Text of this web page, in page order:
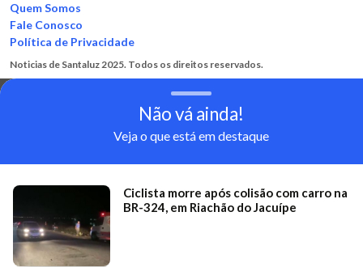
Quem Somos
Fale Conosco
Política de Privacidade
Noticias de Santaluz 2025. Todos os direitos reservados.
Não vá ainda!
Veja o que está em destaque
Ciclista morre após colisão com carro na
BR-324, em Riachão do Jacuípe